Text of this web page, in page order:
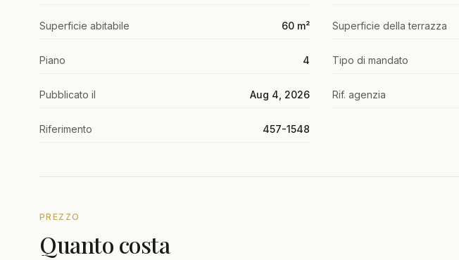
Superficie abitabile 60 m² Superficie della terrazza
Piano 4 Tipo di mandato
Pubblicato il Aug 4, 2026 Rif. agenzia
Riferimento 457-1548
PREZZO
Quanto costa